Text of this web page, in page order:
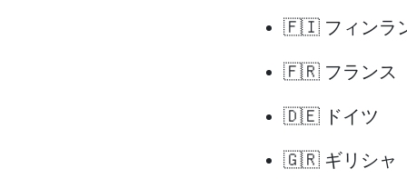
🇫🇮 フィンラ
🇫🇷 フランス
🇩🇪 ドイツ
🇬🇷 ギリシャ